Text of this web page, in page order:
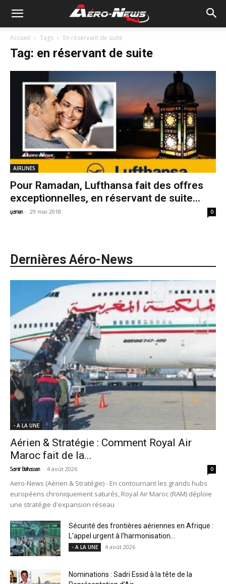
Accueil Tags En réservant de suite
Tag: en réservant de suite
AIRLINES
Pour Ramadan, Lufthansa fait des offres
exceptionnelles, en réservant de suite...
yamen - 29 mai 2018 0
Dernières Aéro-News
- A LA UNE
Aérien & Stratégie : Comment Royal Air
Maroc fait de la...
Samir Belhassen - 4 août 2026 0
Aero-News (Aérien & Stratégie) - En contournant les grands hubs
européens chroniquement saturés, Royal Air Maroc (RAM) déploie
une stratégie d'expansion réseau
Sécurité des frontières aériennes en Afrique :
L’appel urgent à l’harmonisation...
- A LA UNE 4 août 2026
Nominations : Sadri Essid à la tête de la